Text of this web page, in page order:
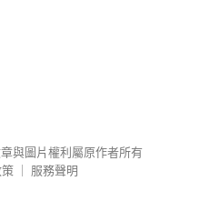
與圖片權利屬原作者所有
服務聲明